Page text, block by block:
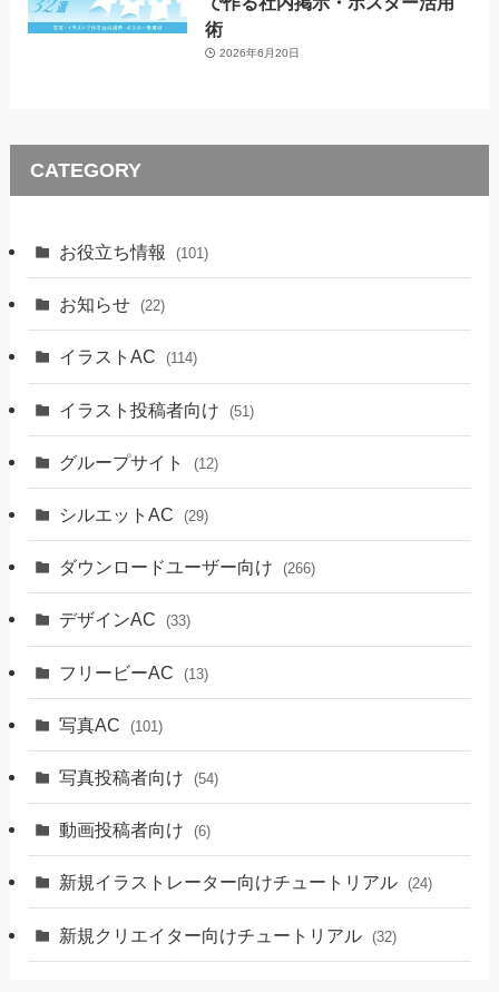
術
2026年6月20日
CATEGORY
お役立ち情報 (101)
お知らせ (22)
イラストAC (114)
イラスト投稿者向け (51)
グループサイト (12)
シルエットAC (29)
ダウンロードユーザー向け (266)
デザインAC (33)
フリービーAC (13)
写真AC (101)
写真投稿者向け (54)
動画投稿者向け (6)
新規イラストレーター向けチュートリアル (24)
新規クリエイター向けチュートリアル (32)